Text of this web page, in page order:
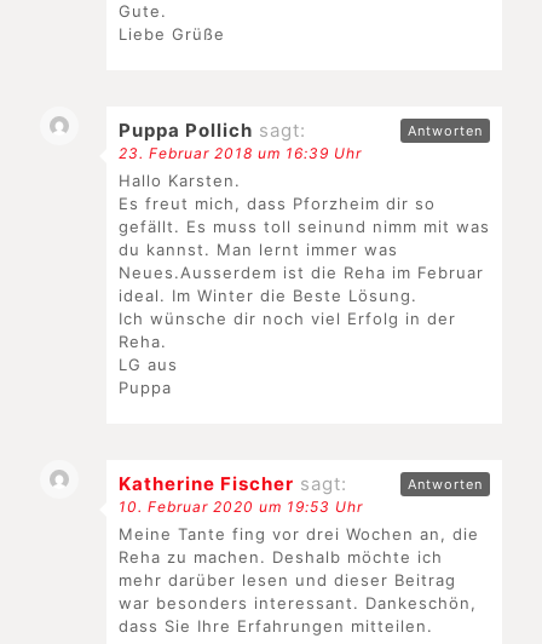
Gute.
Liebe Grüße
Puppa Pollich sagt:
23. Februar 2018 um 16:39 Uhr
Hallo Karsten.
Es freut mich, dass Pforzheim dir so
gefällt. Es muss toll seinund nimm mit was
du kannst. Man lernt immer was
Neues.Ausserdem ist die Reha im Februar
ideal. Im Winter die Beste Lösung.
Ich wünsche dir noch viel Erfolg in der
Reha.
LG aus
Puppa
Antworten
Katherine Fischer sagt:
10. Februar 2020 um 19:53 Uhr
Meine Tante fing vor drei Wochen an, die
Reha zu machen. Deshalb möchte ich
mehr darüber lesen und dieser Beitrag
war besonders interessant. Dankeschön,
dass Sie Ihre Erfahrungen mitteilen.
Antworten